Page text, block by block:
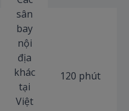
sân
bay
nội
địa
khác
tại
Việt
120 phút